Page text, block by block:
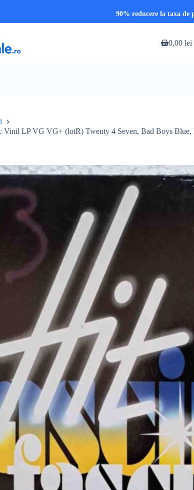
90% reducere la taxa de
Coș0,00 lei
Vinil LP VG VG+ (lotR) Twenty 4 Seven, Bad Boys